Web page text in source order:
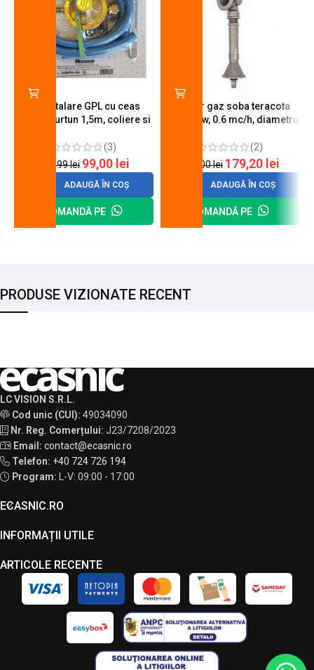
Kit instalare GPL cu ceas
butelie, furtun 1,5m, coliere si
(3)
120,99lei 99,00 lei
ADAUGĂ ÎN COȘ
COMANDĂ PE
Arzator gaz soba teracota
A600, 6 kw, 0.6 mc/h, diametru
(2)
200,00lei 179,20 lei
ADAUGĂ ÎN COȘ
COMANDĂ PE
PRODUSE VIZIONATE RECENT
LC VISION S.R.L.
Cod unic (CUI): 49034090
Nr. Reg. Comerțului: J23/7208/2023
Email: contact@ecasnic.ro
Telefon: +40 724 726 194
Program:
L-V: 09:00 - 17:00
ECASNIC.RO
INFORMAȚII UTILE
ARTICOLE RECENTE